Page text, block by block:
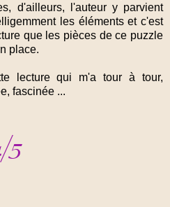
d'ailleurs, l'auteur y parvient
les éléments et c'est
que les pièces de ce puzzle
place.
lecture qui m'a tour à tour,
fascinée ...